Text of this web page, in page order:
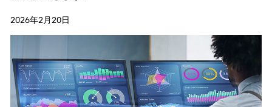
2026年2月20日